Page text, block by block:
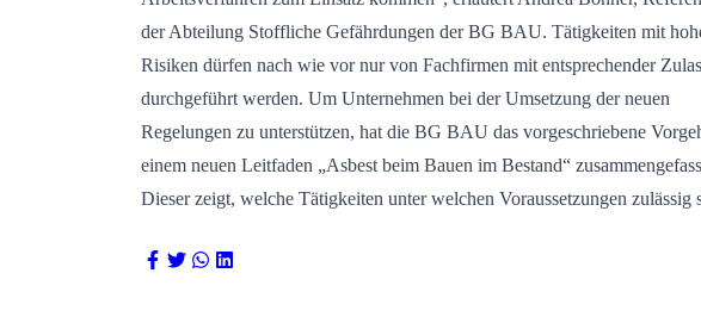
der Abteilung Stoffliche Gefährdungen der BG BAU. Tätigkeiten mit
Risiken dürfen nach wie vor nur von Fachfirmen mit entsprechender
durchgeführt werden. Um Unternehmen bei der Umsetzung der neuen
Regelungen zu unterstützen, hat die BG BAU das vorgeschriebene
einem neuen Leitfaden „Asbest beim Bauen im Bestand“
Dieser zeigt, welche Tätigkeiten unter welchen Voraussetzungen zulässig